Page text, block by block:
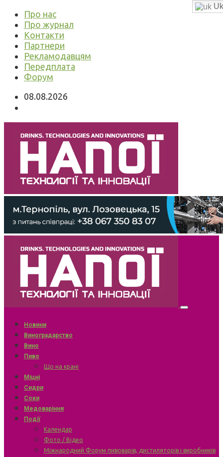
Про нас
Про журнал
Контакти
Партнери
Рекламодавцям
Передплата
Форум
08.08.2026
Новини
Виноградарство
Вино
Пиво
Що на крані
Міцні
Сидри
Соки
Медоваріння
Події
Календар
Фото / Відео
Міжнародний Форум пивоварів, дистиляторів і виробників